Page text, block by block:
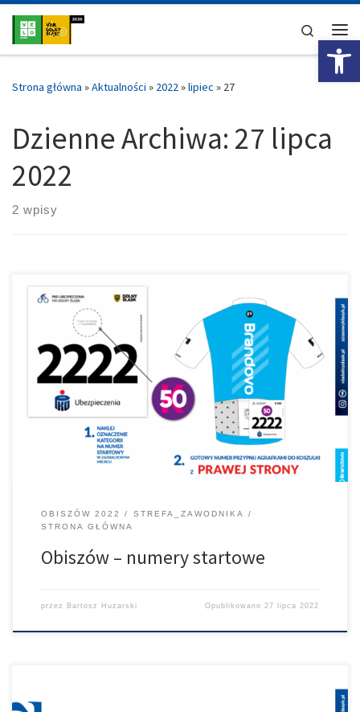
Przejdź do treści
Search
Strona główna »Aktualności » 2022»lipiec » 27
Dzienne Archiwa: 27 lipca
2022
2 wpisy
W Obiszowie na Szosowym Klasyku nr. startowe przypinamy po
prawej stronie koszulki.
OBISZÓW 2022
STREFA_ZAWODNIKA
STRONA GŁÓWNA
Obiszów – numery startowe
przez Bartosz Huzarski Opublikowano 27 lipca 2022